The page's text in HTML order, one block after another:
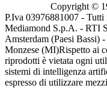
Copyright ©
P.Iva 03976881007 -
Mediamond S.p.A. - RTI
Amsterdam (Paesi
Monzese (MI)Rispetto ai
riprodotti è vietata ogni
sistemi di intelligenza
espresso di utilizzare